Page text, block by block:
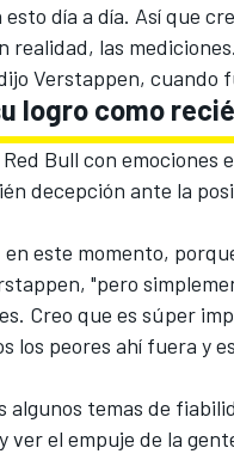
día a día. Así que
realidad, las
Verstappen, cuando
logro como
Bull con
decepción ante la
este momento,
"pero
Creo que es súper
los peores ahí fuera y
algunos temas de
ver el empuje de la